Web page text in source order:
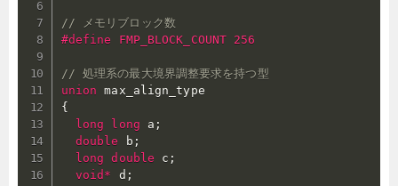
// メモリブロック数
#define FMP_BLOCK_COUNT 256
// 処理系の最大境界調整要求を持つ型
union
{
long
long a ;
double
b ;
long
double c ;
void * d ;